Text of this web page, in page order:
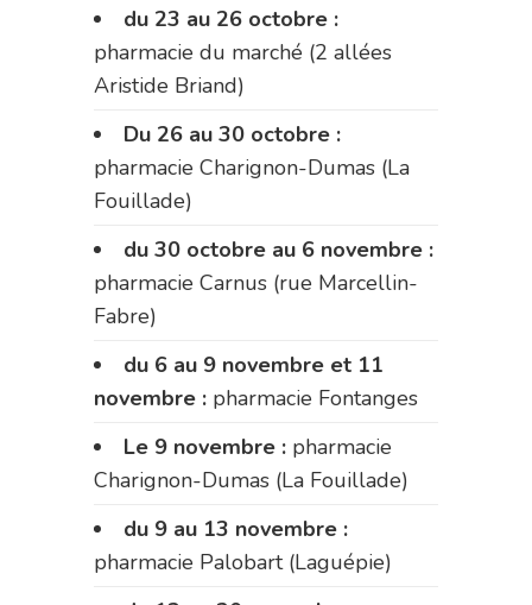
du 23 au 26 octobre :
pharmacie du marché (2 allées
Aristide Briand)
Du 26 au 30 octobre :
pharmacie Charignon-Dumas (La
Fouillade)
du 30 octobre au 6 novembre :
pharmacie Carnus (rue Marcellin-
Fabre)
du 6 au 9 novembre et 11
novembre : pharmacie Fontanges
Le 9 novembre : pharmacie
Charignon-Dumas (La Fouillade)
du 9 au 13 novembre :
pharmacie Palobart (Laguépie)